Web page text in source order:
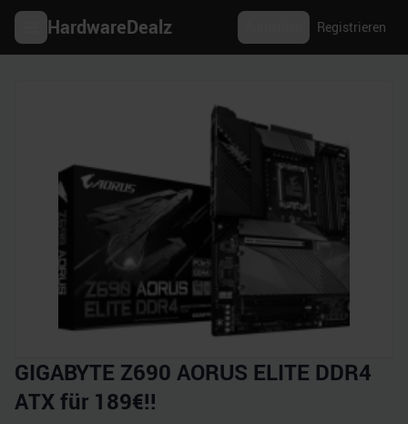
HardwareDealz Registrieren
GIGABYTE Z690 AORUS ELITE DDR4
ATX für 189€!!